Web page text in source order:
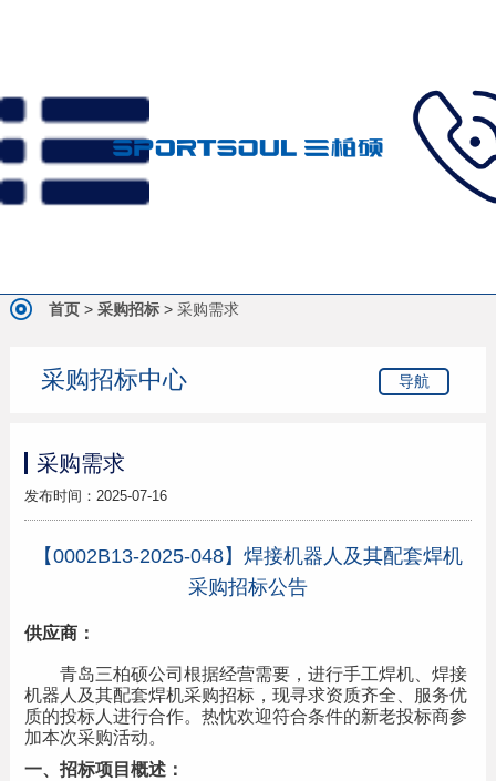
首页> 采购招标> 采购需求
采购招标中心 导航
采购需求
发布时间：2025-07-16
【0002B13-2025-048】焊接机器人及其配套焊机
采购招标公告
供应商：
青岛三柏硕公司根据经营需要，进行手工焊机、 焊接
机器人及其配套焊机采购招标，现寻求资质齐全、服务优
质的投标人进行合作。热忱欢迎符合条件的新老投标商参
加本次采购活动。
一、 招标项目概述：